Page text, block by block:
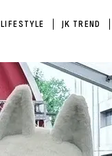
LIFESTYLE JK TREND